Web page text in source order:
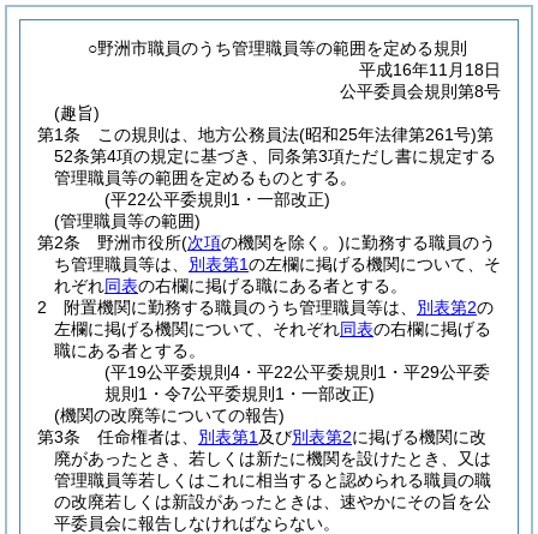
○野洲市職員のうち管理職員等の範囲を定める規則
平成16年11月18日
公平委員会規則第8号
(趣旨)
第1条
この規則は、地方公務員法(昭和25年法律第261号)第
52条第4項の規定に基づき、同条第3項ただし書に規定する
管理職員等の範囲を定めるものとする。
(平22公平委規則1・一部改正)
(管理職員等の範囲)
第2条
野洲市役所(次項の機関を除く。)に勤務する職員のう
ち管理職員等は、 別表第1の左欄に掲げる機関について、そ
れぞれ同表の右欄に掲げる職にある者とする。
2
附置機関に勤務する職員のうち管理職員等は、 別表第2の
左欄に掲げる機関について、それぞれ同表の右欄に掲げる
職にある者とする。
(平19公平委規則4・平22公平委規則1・平29公平委
規則1・令7公平委規則1・一部改正)
(機関の改廃等についての報告)
第3条
任命権者は、 別表第1 及び別表第2に掲げる機関に改
廃があったとき、若しくは新たに機関を設けたとき、又は
管理職員等若しくはこれに相当すると認められる職員の職
の改廃若しくは新設があったときは、速やかにその旨を公
平委員会に報告しなければならない。